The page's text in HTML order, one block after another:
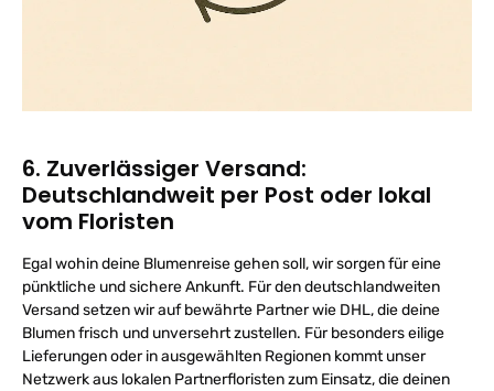
6. Zuverlässiger Versand:
Deutschlandweit per Post oder lokal
vom Floristen
Egal wohin deine Blumenreise gehen soll, wir sorgen für eine
pünktliche und sichere Ankunft. Für den deutschlandweiten
Versand setzen wir auf bewährte Partner wie DHL, die deine
Blumen frisch und unversehrt zustellen. Für besonders eilige
Lieferungen oder in ausgewählten Regionen kommt unser
Netzwerk aus lokalen Partnerfloristen zum Einsatz, die deinen